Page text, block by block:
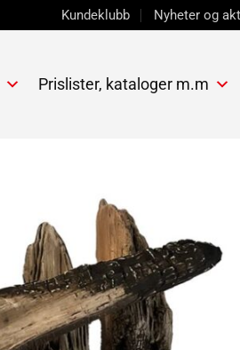
Kundeklubb Nyheter og
Prislister, kataloger m.m